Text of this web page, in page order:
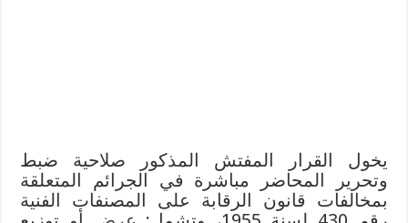
يخول القرار المفتش المذكور صلاحية ضبط
وتحرير المحاضر مباشرة في الجرائم المتعلقة
بمخالفات قانون الرقابة على المصنفات الفنية